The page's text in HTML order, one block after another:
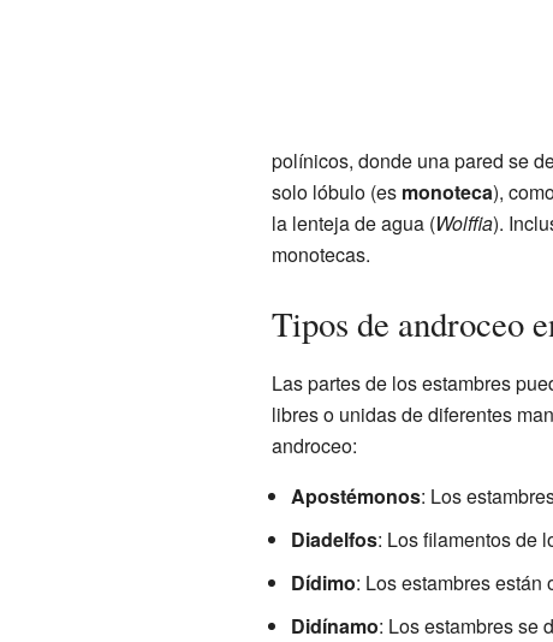
polínicos, donde una pared se
solo lóbulo (es monoteca),
la lenteja de agua (Wolffia).
monotecas.
Tipos de androceo
Las partes de los estambres
libres o unidas de diferentes
androceo:
Apostémonos: Los
Diadelfos: Los filamentos de
Dídimo: Los estambres están
Didínamo: Los estambres se